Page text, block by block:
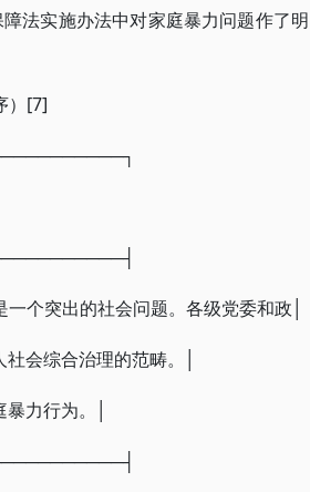
法实施办法中对家庭暴力问题作了明
）[7]
个突出的社会问题。各级党委和政│
会综合治理的范畴。│
力行为。│